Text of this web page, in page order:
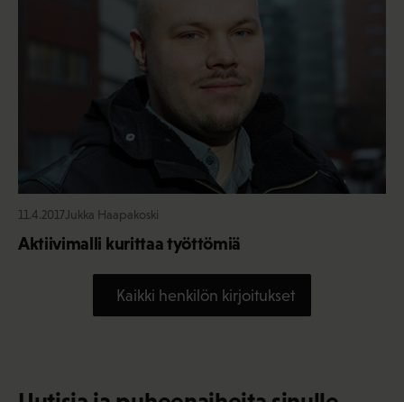
11.4.2017 Jukka Haapakoski
Aktiivimalli kurittaa työttömiä
Kaikki henkilön kirjoitukset